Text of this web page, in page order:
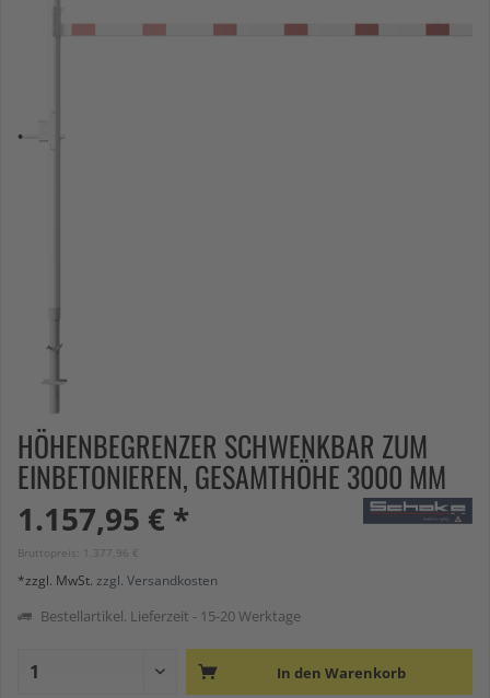
HÖHENBEGRENZER SCHWENKBAR ZUM
EINBETONIEREN, GESAMTHÖHE 3000 MM
1.157,95 € *
Bruttopreis: 1.377,96 €
*zzgl. MwSt. zzgl. Versandkosten
Bestellartikel. Lieferzeit - 15-20 Werktage
In den Warenkorb